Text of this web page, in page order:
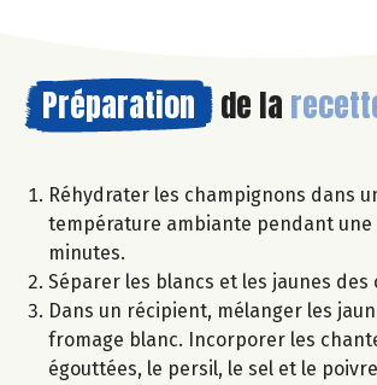
Préparation de la
Réhydrater les champignons dans
température ambiante pendant
minutes.
Séparer les blancs et les jaunes
Dans un récipient, mélanger les
fromage blanc. Incorporer les
égouttées, le persil, le sel et le